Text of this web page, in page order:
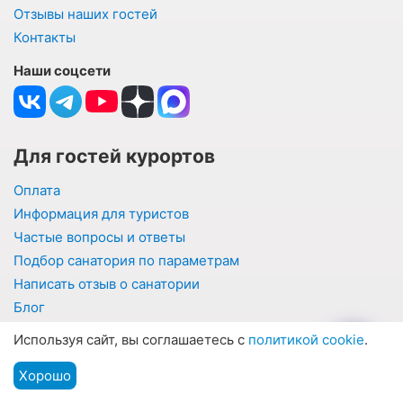
Отзывы наших гостей
Контакты
Наши соцсети
Для гостей курортов
Оплата
Информация для туристов
Частые вопросы и ответы
Подбор санатория по параметрам
Написать отзыв о санатории
Блог
Ваша выгода
Сайт ВсеСанатории.ру
Меню
Используя сайт, вы соглашаетесь с политикой cookie.
Хорошо